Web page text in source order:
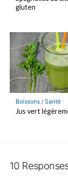
gluten
Boissons/ Santé
Jus vert
10